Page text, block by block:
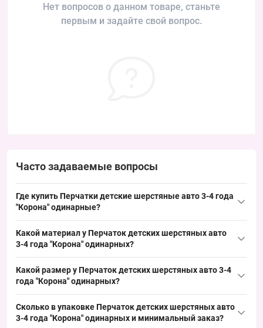
Нет вопросов о данном товаре, станьте
первым и задайте свой вопрос.
Часто задаваемые вопросы
Где купить Перчатки детские шерстяные авто 3-4 года
"Корона" одинарные?
одинарные можно оптом из Одессы 7КМ; этот популярный
партиях и помогает быстро пополнять ассортимент на сезон.
Какой материал у Перчаток детских шерстяных авто
3-4 года "Корона" одинарных?
перчаток; акрил обеспечивает устойчивость формы и удобство
Какой размер у Перчаток детских шерстяных авто 3-4
года "Корона" одинарных?
востребованный размер для дошкольного ассортимента; это
Сколько в упаковке Перчаток детских шерстяных авто
3-4 года "Корона" одинарных и минимальный заказ?